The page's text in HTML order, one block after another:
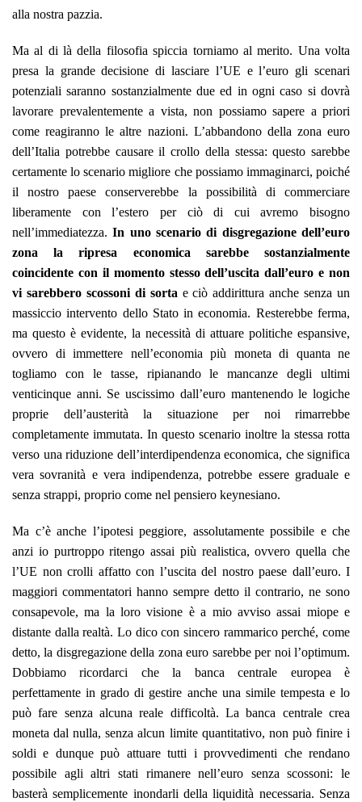
alla nostra pazzia.
Ma al di là della filosofia spiccia torniamo al merito. Una volta
presa la grande decisione di lasciare l’UE e l’euro gli scenari
potenziali saranno sostanzialmente due ed in ogni caso si dovrà
lavorare prevalentemente a vista, non possiamo sapere a priori
come reagiranno le altre nazioni. L’abbandono della zona euro
dell’Italia potrebbe causare il crollo della stessa: questo sarebbe
certamente lo scenario migliore che possiamo immaginarci, poiché
il nostro paese conserverebbe la possibilità di commerciare
liberamente con l’estero per ciò di cui avremo bisogno
nell’immediatezza.In uno scenario di disgregazione dell’euro
zona la ripresa economica sarebbe sostanzialmente
coincidente con il momento stesso dell’uscita dall’euro e non
vi sarebbero scossoni di sorta e ciò addirittura anche senza un
massiccio intervento dello Stato in economia. Resterebbe ferma,
ma questo è evidente, la necessità di attuare politiche espansive,
ovvero di immettere nell’economia più moneta di quanta ne
togliamo con le tasse, ripianando le mancanze degli ultimi
venticinque anni. Se uscissimo dall’euro mantenendo le logiche
proprie dell’austerità la situazione per noi rimarrebbe
completamente immutata. In questo scenario inoltre la stessa rotta
verso una riduzione dell’interdipendenza economica, che significa
vera sovranità e vera indipendenza, potrebbe essere graduale e
senza strappi, proprio come nel pensiero keynesiano.
Ma c’è anche l’ipotesi peggiore, assolutamente possibile e che
anzi io purtroppo ritengo assai più realistica, ovvero quella che
l’UE non crolli affatto con l’uscita del nostro paese dall’euro. I
maggiori commentatori hanno sempre detto il contrario, ne sono
consapevole, ma la loro visione è a mio avviso assai miope e
distante dalla realtà. Lo dico con sincero rammarico perché, come
detto, la disgregazione della zona euro sarebbe per noi l’optimum.
Dobbiamo ricordarci che la banca centrale europea è
perfettamente in grado di gestire anche una simile tempesta e lo
può fare senza alcuna reale difficoltà. La banca centrale crea
moneta dal nulla, senza alcun limite quantitativo, non può finire i
soldi e dunque può attuare tutti i provvedimenti che rendano
possibile agli altri stati rimanere nell’euro senza scossoni: le
basterà semplicemente inondarli della liquidità necessaria. Senza